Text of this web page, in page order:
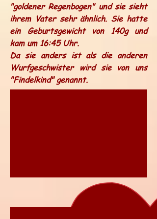
"goldener Regenbogen" und sie sieht
ihrem Vater sehr ähnlich. Sie hatte
ein Geburtsgewicht von 140g und
kam um 16:45 Uhr.
Da sie anders ist als die anderen
Wurfgeschwister wird sie von uns
"Findelkind" genannt.